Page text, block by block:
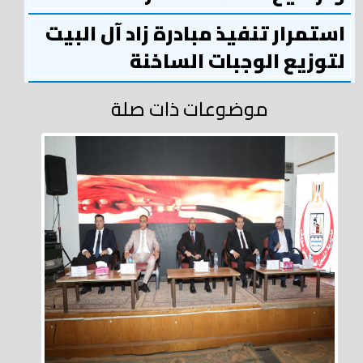
استمرار تنفيذ مبادرة زاد آل البيت
لتوزيع الوجبات الساخنة
موضوعات ذات صلة